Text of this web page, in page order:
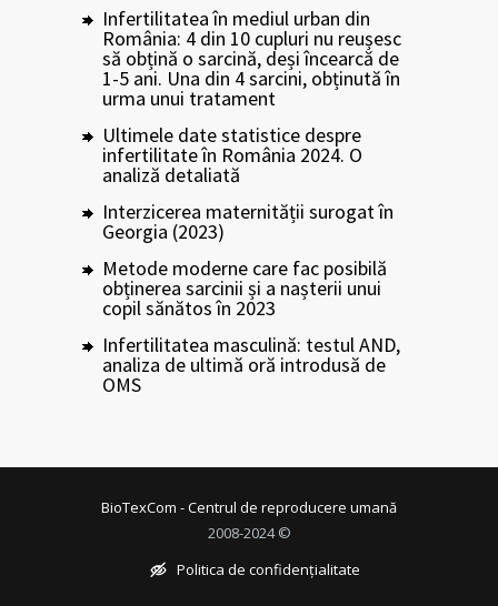
Infertilitatea în mediul urban din
România: 4 din 10 cupluri nu reușesc
să obțină o sarcină, deși încearcă de
1-5 ani. Una din 4 sarcini, obținută în
urma unui tratament
Ultimele date statistice despre
infertilitate în România 2024. O
analiză detaliată
Interzicerea maternității surogat în
Georgia (2023)
Metode moderne care fac posibilă
obținerea sarcinii și a nașterii unui
copil sănătos în 2023
Infertilitatea masculină: testul AND,
analiza de ultimă oră introdusă de
OMS
2008-2024 ©
BioTexCom - Centrul de reproducere umană
Politica de confidențialitate